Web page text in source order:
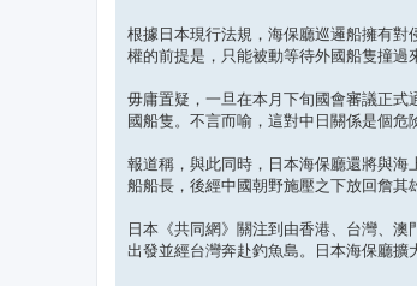
根據日本現行法規，海保廳巡邏船擁有
權的前提是，只能被動等待外國船隻撞過
毋庸置疑，一旦在本月下旬國會審議正
國船隻。不言而喻，這對中日關係是個危
報道稱，與此同時，日本海保廳還將與
船船長，後經中國朝野施壓之下放回詹其
日本《共同網》關注到由香港、台灣、
出發並經台灣奔赴釣魚島。日本海保廳擴